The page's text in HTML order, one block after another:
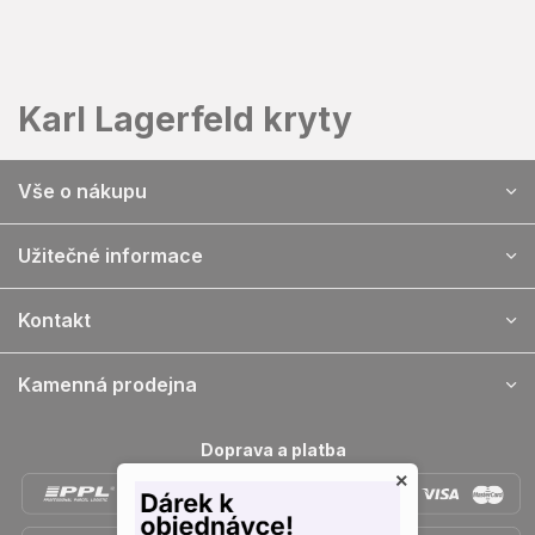
Karl Lagerfeld kryty
p
Vše o nákupu
Užitečné informace
Kontakt
Kamenná prodejna
Doprava a platba
×